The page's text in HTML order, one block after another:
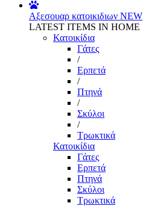
Αξεσουαρ κατοικιδιων NEW
LATEST ITEMS IN HOME
Κατοικίδια
Γάτες
/
Ερπετά
/
Πτηνά
/
Σκύλοι
/
Τρωκτικά
Κατοικίδια
Γάτες
Ερπετά
Πτηνά
Σκύλοι
Τρωκτικά